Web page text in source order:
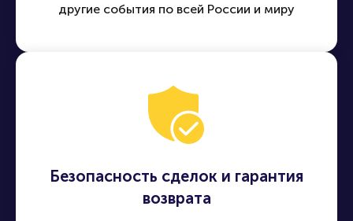
другие события по всей России и миру
Безопасность сделок и гарантия
возврата